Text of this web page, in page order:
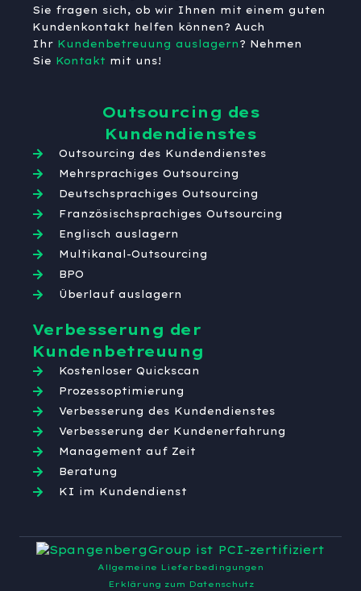
Sie fragen sich, ob wir Ihnen mit einem guten
Kundenkontakt helfen können? Auch
Ihr Kundenbetreuung auslagern ? Nehmen
Sie Kontakt mit uns!
Outsourcing des
Kundendienstes
Outsourcing des Kundendienstes
Mehrsprachiges Outsourcing
Deutschsprachiges Outsourcing
Französischsprachiges Outsourcing
Englisch auslagern
Multikanal-Outsourcing
BPO
Überlauf auslagern
Verbesserung der
Kundenbetreuung
Kostenloser Quickscan
Prozessoptimierung
Verbesserung des Kundendienstes
Verbesserung der Kundenerfahrung
Management auf Zeit
Beratung
KI im Kundendienst
Allgemeine Lieferbedingungen
Erklärung zum Datenschutz